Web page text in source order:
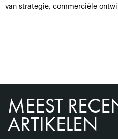
van strategie, commerciële
MEEST
ARTIKELEN